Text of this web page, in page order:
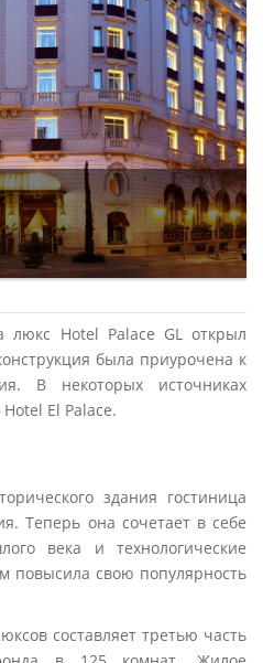
люкс Hotel Palace GL открыл
была приурочена к
В некоторых источниках
El Palace.
здания гостиница
Теперь она сочетает в себе
века и технологические
повысила свою популярность
составляет третью часть